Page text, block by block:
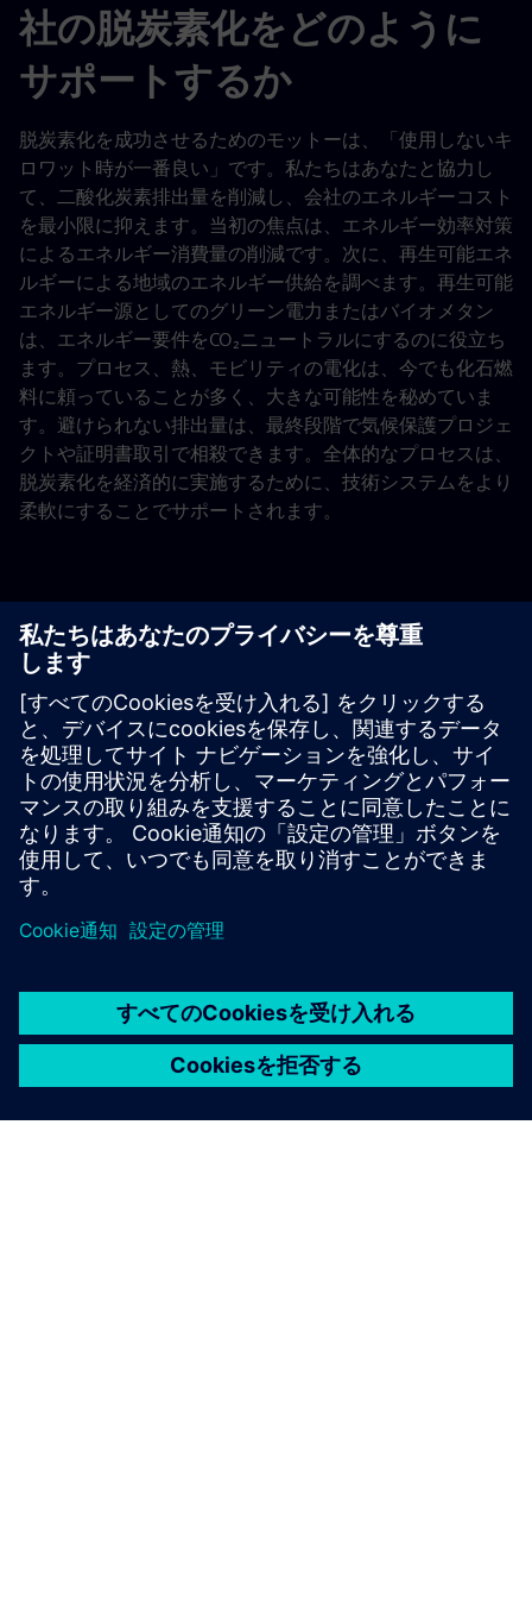
社の脱炭素化をどのように
サポートするか
脱炭素化を成功させるためのモットーは、「使用しないキ
ロワット時が一番良い」です。私たちはあなたと協力し
て、二酸化炭素排出量を削減し、会社のエネルギーコスト
を最小限に抑えます。当初の焦点は、エネルギー効率対策
によるエネルギー消費量の削減です。次に、再生可能エネ
ルギーによる地域のエネルギー供給を調べます。再生可能
エネルギー源としてのグリーン電力またはバイオメタン
は、エネルギー要件をCO₂ニュートラルにするのに役立ち
ます。プロセス、熱、モビリティの電化は、今でも化石燃
料に頼っていることが多く、大きな可能性を秘めていま
す。避けられない排出量は、最終段階で気候保護プロジェ
クトや証明書取引で相殺できます。全体的なプロセスは、
脱炭素化を経済的に実施するために、技術システムをより
柔軟にすることでサポートされます。
脱炭素化研究の見積もりを依頼してください
以下のフォームに記入してください。
このオファーは、年間エネルギー消費量が10 GWh（電気/
熱）を超えるエネルギー集約型企業を対象としています